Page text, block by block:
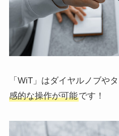
「WiT」はダイヤルノブや
感的な操作が可能です！